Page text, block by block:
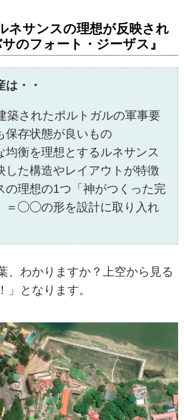
ネサンスの理想が反映され
のフォート・ジーザス』
は・・
されたポルトガルの軍事要
保存状態が良いもの
衡を理想とするルネサンス
した構造やレイアウトが特徴
理想の1つ「神がつくった完
＝◯◯の形を設計に取り入れ
わかりますか？上空から見る
」となります。